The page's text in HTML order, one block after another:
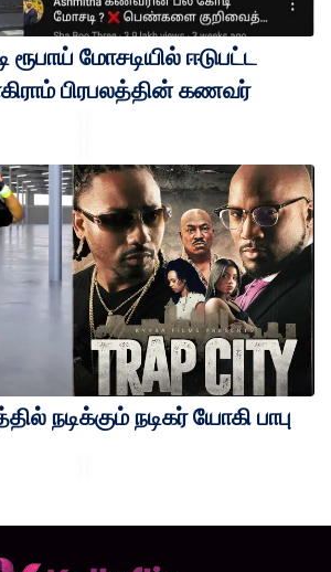
ரூபாய் மோசடியில் ஈடுபட்ட
பிரபலத்தின் கணவர்
நடிக்கும் நடிகர் யோகி பாபு